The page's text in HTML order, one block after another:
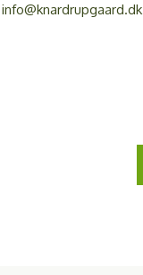
info@knardrupgaard.dk